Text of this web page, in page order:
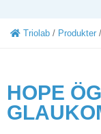
Triolab / Produkter /
HOPE